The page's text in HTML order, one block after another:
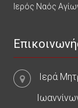
Ιερός Ναός
Ιερά